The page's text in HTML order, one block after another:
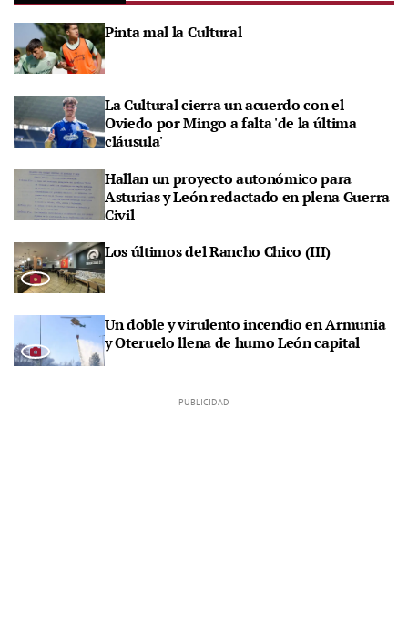
Pinta mal la Cultural
La Cultural cierra un acuerdo con el
Oviedo por Mingo a falta 'de la última
cláusula'
Hallan un proyecto autonómico para
Asturias y León redactado en plena Guerra
Civil
Los últimos del Rancho Chico (III)
Un doble y virulento incendio en Armunia
y Oteruelo llena de humo León capital